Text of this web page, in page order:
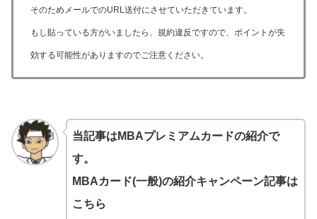
そのためメールでのURL送付にさせていただきています。
もし貼っている方がいましたら、規約違反ですので、ポイントが失
効する可能性がありますのでご注意ください。
当記事はMBAプレミアムカードの紹介で
す。
MBAカード(一般)の紹介キャンペーン記事は
こちら